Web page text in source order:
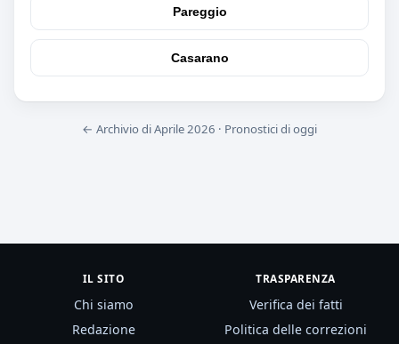
Pareggio
Casarano
← Archivio di Aprile 2026 · Pronostici di oggi
IL SITO
Chi siamo
Redazione
TRASPARENZA
Verifica dei fatti
Politica delle correzioni